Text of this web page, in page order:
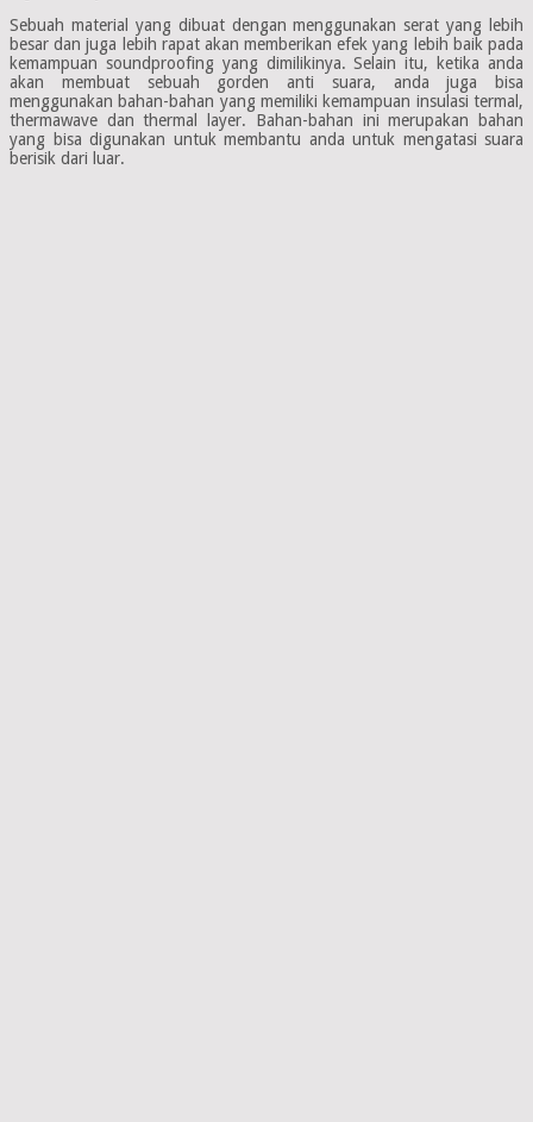
Sebuah material yang dibuat dengan menggunakan serat yang lebih
besar dan juga lebih rapat akan memberikan efek yang lebih baik pada
kemampuan soundproofing yang dimilikinya. Selain itu, ketika anda
akan membuat sebuah gorden anti suara, anda juga bisa
menggunakan bahan-bahan yang memiliki kemampuan insulasi termal,
thermawave dan thermal layer. Bahan-bahan ini merupakan bahan
yang bisa digunakan untuk membantu anda untuk mengatasi suara
berisik dari luar.